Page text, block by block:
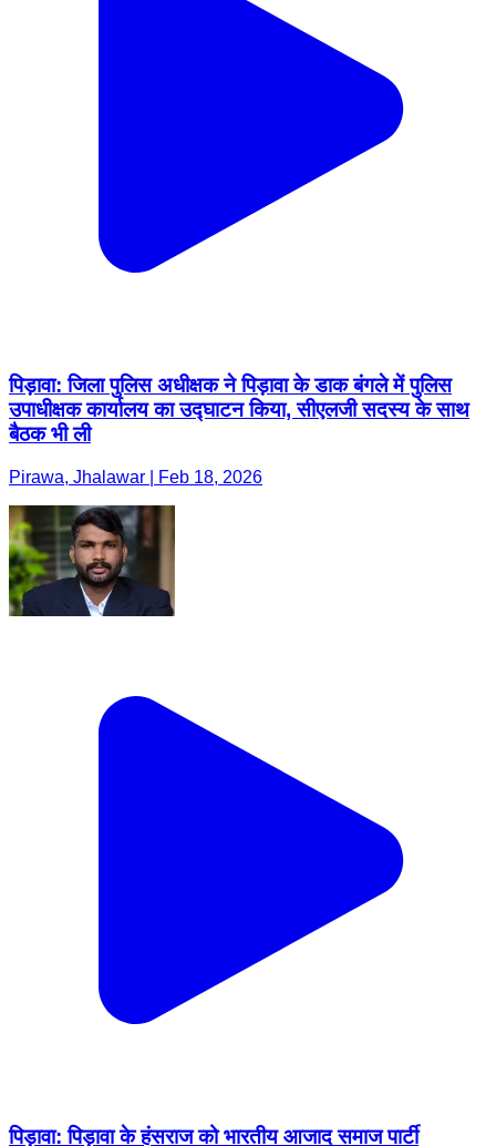
पिड़ावा: जिला पुलिस अधीक्षक ने पिड़ावा के डाक बंगले में पुलिस
उपाधीक्षक कार्यालय का उद्घाटन किया, सीएलजी सदस्य के साथ
बैठक भी ली
Pirawa, Jhalawar | Feb 18, 2026
पिड़ावा: पिड़ावा के हंसराज को भारतीय आजाद समाज पार्टी